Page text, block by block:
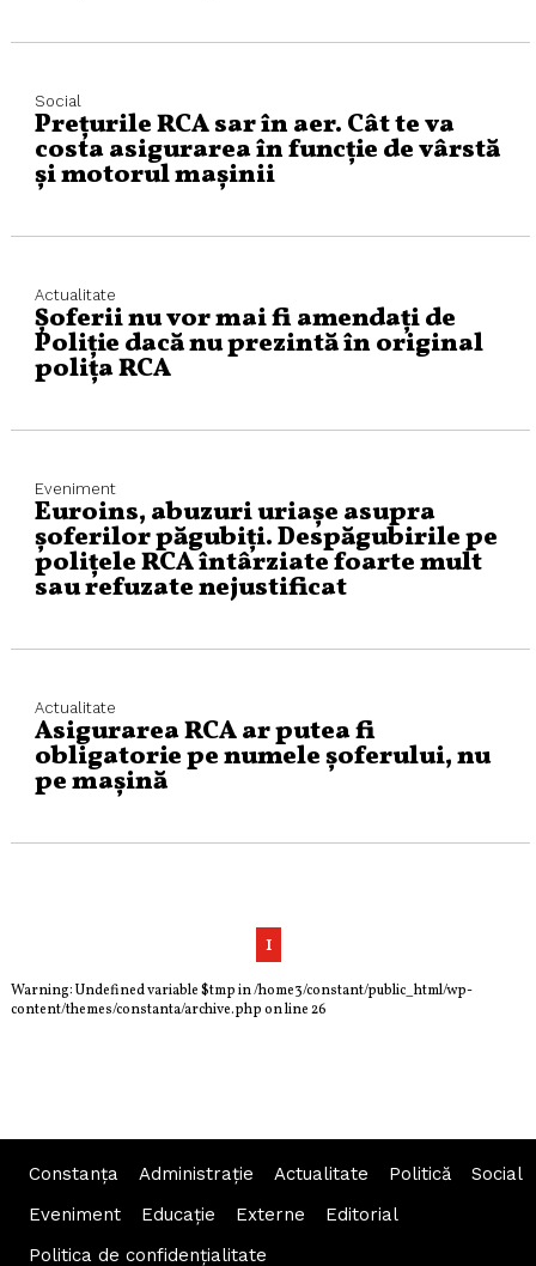
Social
Prețurile RCA sar în aer. Cât te va
costa asigurarea în funcție de vârstă
și motorul mașinii
Actualitate
Șoferii nu vor mai fi amendați de
Poliție dacă nu prezintă în original
polița RCA
Eveniment
Euroins, abuzuri uriașe asupra
șoferilor păgubiți. Despăgubirile pe
polițele RCA întârziate foarte mult
sau refuzate nejustificat
Actualitate
Asigurarea RCA ar putea fi
obligatorie pe numele șoferului, nu
pe mașină
1
Warning: Undefined variable $tmp in/home3/constant/public_html/wp-
content/themes/constanta/archive.phpon line26
Constanța Administraţie Actualitate Politică
Social
Eveniment
Educaţie Externe
Editorial
Politica de confidențialitate